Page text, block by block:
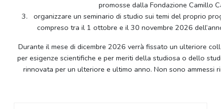
promosse dalla Fondazione Camillo
organizzare un seminario di studio sui temi del proprio
compreso tra il 1 ottobre e il 30 novembre 2026
Durante il mese di dicembre 2026 verrà fissato un ulteriore
per esigenze scientifiche e per meriti della studiosa o dello
rinnovata per un ulteriore e ultimo anno. Non sono ammessi